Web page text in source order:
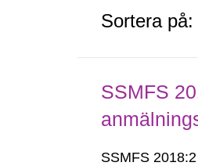
Sortera på:
SSMFS
SSMFS